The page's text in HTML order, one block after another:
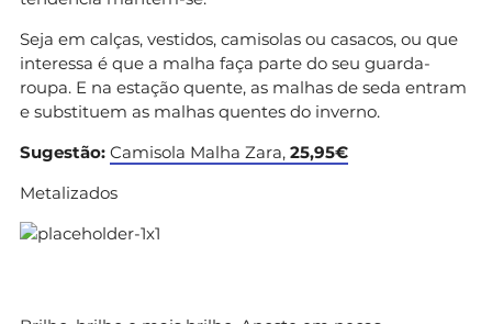
Seja em calças, vestidos, camisolas ou casacos, ou que
interessa é que a malha faça parte do seu guarda-
roupa. E na estação quente, as malhas de seda entram
e substituem as malhas quentes do inverno.
Sugestão: Camisola Malha Zara, 25,95€
Metalizados